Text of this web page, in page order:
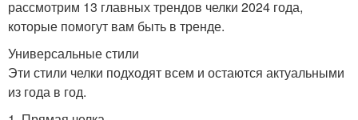
рассмотрим 13 главных трендов челки 2024 года,
которые помогут вам быть в тренде.
Универсальные стили
Эти стили челки подходят всем и остаются актуальными
из года в год.